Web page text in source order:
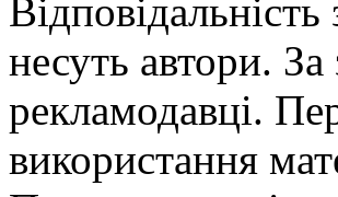
Відповідальність
несуть автори. За
рекламодавці.
використання